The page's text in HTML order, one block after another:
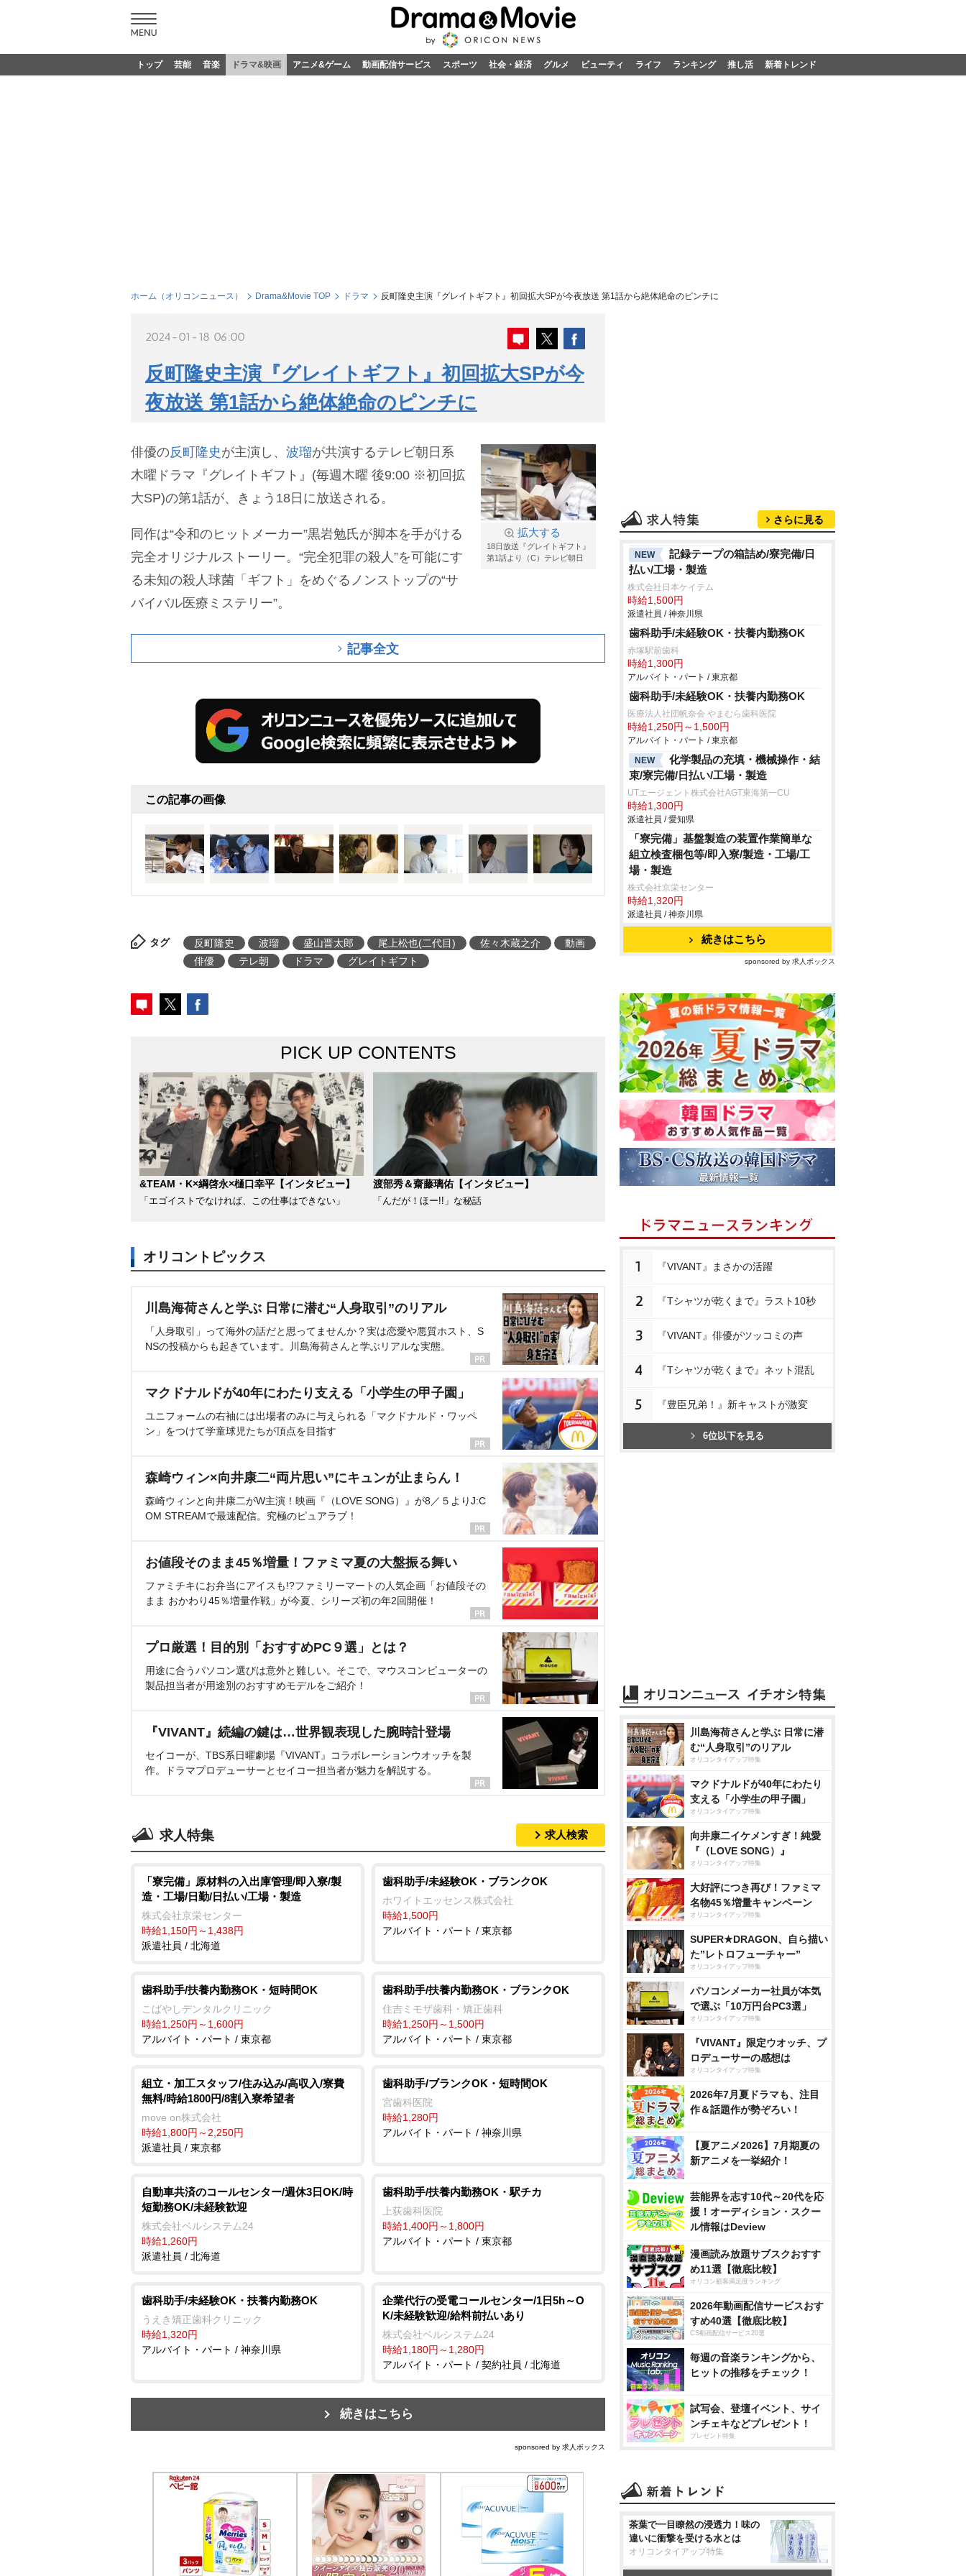
トップ 芸能 音楽 ドラマ&映画 アニメ&ゲーム 動画配信サービス スポーツ 社会・経済 グルメ ビューティ ライフ ランキング 推し活 新着トレンド
ホーム（オリコンニュース） Drama&Movie TOP ドラマ 反町隆史主演『グレイトギフト』初回拡大SPが今夜放送 第1話から絶体絶命のピンチに
2024-01-18 06:00
反町隆史主演『グレイトギフト』初回拡大SPが今
夜放送 第1話から絶体絶命のピンチに
拡大する
18日放送『グレイトギフト』
第1話より（C）テレビ朝日
俳優の反町隆史 が主演し、 波瑠が共演するテレビ朝日系
木曜ドラマ『グレイトギフト』(毎週木曜 後9:00 ※初回拡
大SP)の第1話が、きょう18日に放送される。
同作は“令和のヒットメーカー”黒岩勉氏が脚本を手がける
完全オリジナルストーリー。“完全犯罪の殺人”を可能にす
る未知の殺人球菌「ギフト」をめぐるノンストップの“サ
バイバル医療ミステリー”。
記事全文
この記事の画像
タグ 反町隆史 波瑠 盛山晋太郎 尾上松也(二代目) 佐々木蔵之介
動画
俳優
テレ朝 ドラマ グレイトギフト
PICK UP CONTENTS
&TEAM・K×綱啓永×樋口幸平【インタビュー】
「エゴイストでなければ、この仕事はできない」
渡部秀＆齋藤璃佑【インタビュー】
「んだが！ほー!!」な秘話
オリコントピックス
川島海荷さんと学ぶ 日常に潜む“人身取引”のリアル
「人身取引」って海外の話だと思ってませんか？実は恋愛や悪質ホスト、S
NSの投稿からも起きています。川島海荷さんと学ぶリアルな実態。
マクドナルドが40年にわたり支える「小学生の甲子園」
ユニフォームの右袖には出場者のみに与えられる「マクドナルド・ワッペ
ン」をつけて学童球児たちが頂点を目指す
森崎ウィン×向井康二“両片思い”にキュンが止まらん！
森崎ウィンと向井康二がW主演！映画『（LOVE SONG）』が8／５よりJ:C
OM STREAMで最速配信。究極のピュアラブ！
お値段そのまま45％増量！ファミマ夏の大盤振る舞い
ファミチキにお弁当にアイスも!?ファミリーマートの人気企画「お値段その
まま おかわり45％増量作戦」が今夏、シリーズ初の年2回開催！
プロ厳選！目的別「おすすめPC９選」とは？
用途に合うパソコン選びは意外と難しい。そこで、マウスコンピューターの
製品担当者が用途別のおすすめモデルをご紹介！
『VIVANT』続編の鍵は…世界観表現した腕時計登場
セイコーが、TBS系日曜劇場『VIVANT』コラボレーションウオッチを製
作。ドラマプロデューサーとセイコー担当者が魅力を解説する。
求人特集 求人検索
「寮完備」原材料の入出庫管理/即入寮/製
造・工場/日勤/日払い/工場・製造
株式会社京栄センター
時給1,150円～1,438円
派遣社員 / 北海道
歯科助手/未経験OK・ブランクOK
ホワイトエッセンス株式会社
時給1,500円
アルバイト・パート / 東京都
歯科助手/扶養内勤務OK・短時間OK
こばやしデンタルクリニック
時給1,250円～1,600円
アルバイト・パート / 東京都
歯科助手/扶養内勤務OK・ブランクOK
住吉ミモザ歯科・矯正歯科
時給1,250円～1,500円
アルバイト・パート / 東京都
組立・加工スタッフ/住み込み/高収入/寮費
無料/時給1800円/8割入寮希望者
move on株式会社
時給1,800円～2,250円
派遣社員 / 東京都
歯科助手/ブランクOK・短時間OK
宮歯科医院
時給1,280円
アルバイト・パート / 神奈川県
自動車共済のコールセンター/週休3日OK/時
短勤務OK/未経験歓迎
株式会社ベルシステム24
時給1,260円
派遣社員 / 北海道
歯科助手/扶養内勤務OK・駅チカ
上荻歯科医院
時給1,400円～1,800円
アルバイト・パート / 東京都
歯科助手/未経験OK・扶養内勤務OK
うえき矯正歯科クリニック
時給1,320円
アルバイト・パート / 神奈川県
企業代行の受電コールセンター/1日5h～O
K/未経験歓迎/給料前払いあり
株式会社ベルシステム24
時給1,180円～1,280円
アルバイト・パート / 契約社員 / 北海道
続きはこちら
sponsored by 求人ボックス
さらに見る
NEW
記録テープの箱詰め/寮完備/日
払い/工場・製造
株式会社日本ケイテム
時給1,500円
派遣社員 / 神奈川県
歯科助手/未経験OK・扶養内勤務OK
赤塚駅前歯科
時給1,300円
アルバイト・パート / 東京都
歯科助手/未経験OK・扶養内勤務OK
医療法人社団帆奈会 やまむら歯科医院
時給1,250円～1,500円
アルバイト・パート / 東京都
NEW
化学製品の充填・機械操作・結
束/寮完備/日払い/工場・製造
UTエージェント株式会社AGT東海第一CU
時給1,300円
派遣社員 / 愛知県
「寮完備」基盤製造の装置作業簡単な
組立検査梱包等/即入寮/製造・工場/工
場・製造
株式会社京栄センター
時給1,320円
派遣社員 / 神奈川県
続きはこちら
sponsored by 求人ボックス
1 『VIVANT』まさかの活躍
2 『Tシャツが乾くまで』ラスト10秒
3 『VIVANT』俳優がツッコミの声
4 『Tシャツが乾くまで』ネット混乱
5 『豊臣兄弟！』新キャストが激変
6位以下を見る
川島海荷さんと学ぶ 日常に潜
む“人身取引”のリアル
オリコンタイアップ特集
マクドナルドが40年にわたり
支える「小学生の甲子園」
オリコンタイアップ特集
向井康二イケメンすぎ！純愛
『（LOVE SONG）』
オリコンタイアップ特集
大好評につき再び！ファミマ
名物45％増量キャンペーン
オリコンタイアップ特集
SUPER★DRAGON、自ら描い
た”レトロフューチャー”
オリコンタイアップ特集
パソコンメーカー社員が本気
で選ぶ「10万円台PC3選」
オリコンタイアップ特集
『VIVANT』限定ウオッチ、プ
ロデューサーの感想は
オリコンタイアップ特集
2026年7月夏ドラマも、注目
作＆話題作が勢ぞろい！
【夏アニメ2026】7月期夏の
新アニメを一挙紹介！
芸能界を志す10代～20代を応
援！オーディション・スクー
ル情報はDeview
漫画読み放題サブスクおすす
め11選【徹底比較】
オリコン顧客満足度ランキング
2026年動画配信サービスおす
すめ40選【徹底比較】
CS動画配信サービス20選
毎週の音楽ランキングから、
ヒットの推移をチェック！
試写会、登壇イベント、サイ
ンチェキなどプレゼント！
プレゼント特集
茶葉で一目瞭然の浸透力！味の
違いに衝撃を受ける水とは
オリコンタイアップ特集